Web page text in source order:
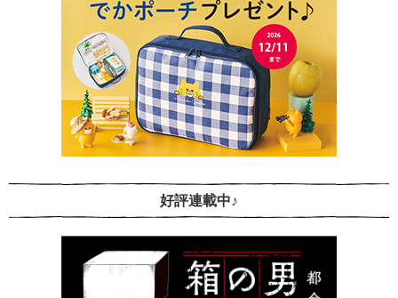
好評連載中♪